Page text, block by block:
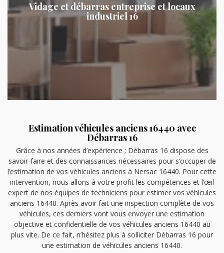
Vidage et débarras entreprise et locaux
industriel 16
Estimation véhicules anciens 16440 avec
Débarras 16
Grâce à nos années d’expérience ; Débarras 16 dispose des
savoir-faire et des connaissances nécessaires pour s’occuper de
l’estimation de vos véhicules anciens à Nersac 16440. Pour cette
intervention, nous allons à votre profit les compétences et l’œil
expert de nos équipes de techniciens pour estimer vos véhicules
anciens 16440. Après avoir fait une inspection complète de vos
véhicules, ces derniers vont vous envoyer une estimation
objective et confidentielle de vos véhicules anciens 16440 au
plus vite. De ce fait, n’hésitez plus à solliciter Débarras 16 pour
une estimation de véhicules anciens 16440.